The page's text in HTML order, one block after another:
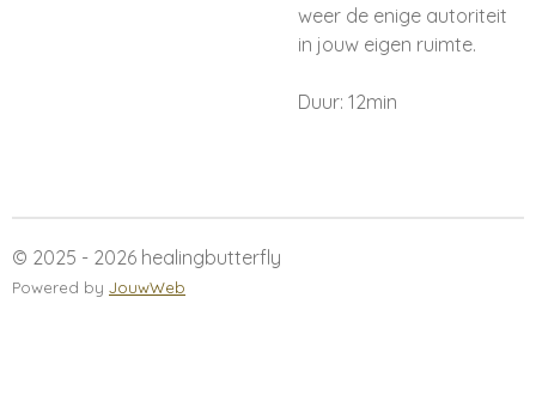
weer de enige autoriteit
in jouw eigen ruimte.
Duur: 12min
© 2025 - 2026 healingbutterfly
Powered by JouwWeb